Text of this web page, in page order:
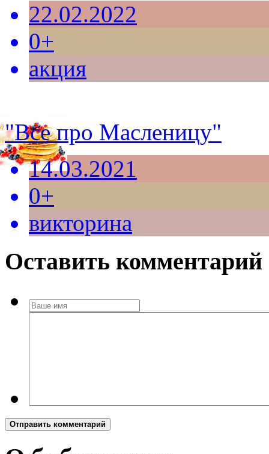
22.02.2022
0+
акция
"Все про Масленицу"
14.03.2021
0+
викторина
Оставить комментарий
Отправить комментарий